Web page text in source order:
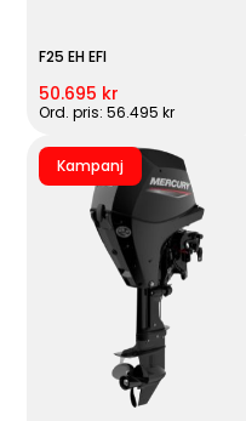
F25 EH EFI
50.695 kr
Ord. pris: 56.495 kr
Kampanj